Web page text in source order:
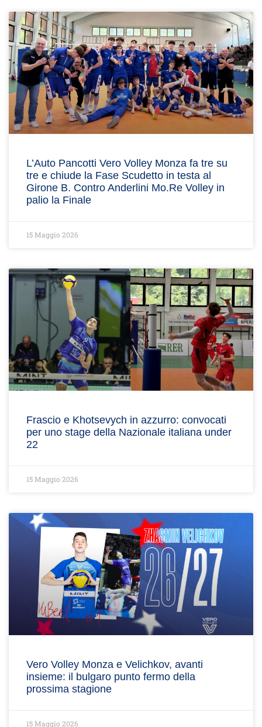
L’Auto Pancotti Vero Volley Monza fa tre su
tre e chiude la Fase Scudetto in testa al
Girone B. Contro Anderlini Mo.Re Volley in
palio la Finale
15 Maggio 2026
Frascio e Khotsevych in azzurro: convocati
per uno stage della Nazionale italiana under
22
15 Maggio 2026
Vero Volley Monza e Velichkov, avanti
insieme: il bulgaro punto fermo della
prossima stagione
15 Maggio 2026